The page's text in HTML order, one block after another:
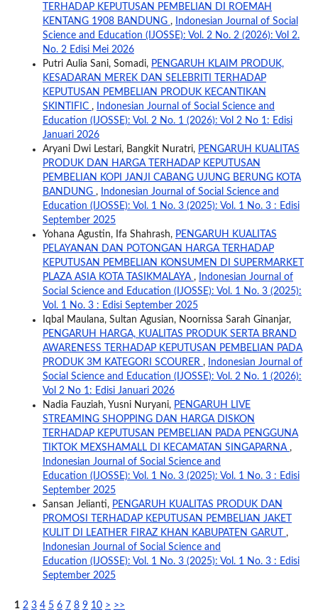
TERHADAP KEPUTUSAN PEMBELIAN DI ROEMAH
KENTANG 1908 BANDUNG ,
Indonesian Journal of Social
Science and Education (IJOSSE): Vol. 2 No. 2 (2026): Vol 2.
No. 2 Edisi Mei 2026
Putri Aulia Sani, Somadi, PENGARUH KLAIM PRODUK,
KESADARAN MEREK DAN SELEBRITI TERHADAP
KEPUTUSAN PEMBELIAN PRODUK KECANTIKAN
SKINTIFIC ,
Indonesian Journal of Social Science and
Education (IJOSSE): Vol. 2 No. 1 (2026): Vol 2 No 1: Edisi
Januari 2026
Aryani Dwi Lestari, Bangkit Nuratri, PENGARUH KUALITAS
PRODUK DAN HARGA TERHADAP KEPUTUSAN
PEMBELIAN KOPI JANJI CABANG UJUNG BERUNG KOTA
BANDUNG ,
Indonesian Journal of Social Science and
Education (IJOSSE): Vol. 1 No. 3 (2025): Vol. 1 No. 3 : Edisi
September 2025
Yohana Agustin, Ifa Shahrash, PENGARUH KUALITAS
PELAYANAN DAN POTONGAN HARGA TERHADAP
KEPUTUSAN PEMBELIAN KONSUMEN DI SUPERMARKET
PLAZA ASIA KOTA TASIKMALAYA ,
Indonesian Journal of
Social Science and Education (IJOSSE): Vol. 1 No. 3 (2025):
Vol. 1 No. 3 : Edisi September 2025
Iqbal Maulana, Sultan Agusian, Noornissa Sarah Ginanjar,
PENGARUH HARGA, KUALITAS PRODUK SERTA BRAND
AWARENESS TERHADAP KEPUTUSAN PEMBELIAN PADA
PRODUK 3M KATEGORI SCOURER ,
Indonesian Journal of
Social Science and Education (IJOSSE): Vol. 2 No. 1 (2026):
Vol 2 No 1: Edisi Januari 2026
Nadia Fauziah, Yusni Nuryani, PENGARUH LIVE
STREAMING SHOPPING DAN HARGA DISKON
TERHADAP KEPUTUSAN PEMBELIAN PADA PENGGUNA
TIKTOK MEXSHAMALL DI KECAMATAN SINGAPARNA ,
Indonesian Journal of Social Science and
Education (IJOSSE): Vol. 1 No. 3 (2025): Vol. 1 No. 3 : Edisi
September 2025
Sansan Jelianti, PENGARUH KUALITAS PRODUK DAN
PROMOSI TERHADAP KEPUTUSAN PEMBELIAN JAKET
KULIT DI LEATHER FIRAZ KHAN KABUPATEN GARUT ,
Indonesian Journal of Social Science and
Education (IJOSSE): Vol. 1 No. 3 (2025): Vol. 1 No. 3 : Edisi
September 2025
1 2 3 4 5 6 7 8 9 10 > >>